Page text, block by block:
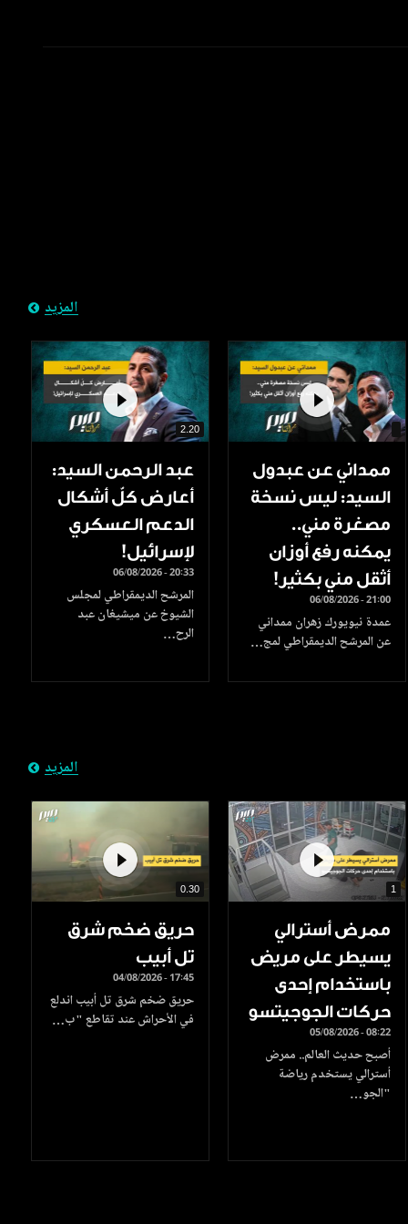
المزيد
ممداني عن عبدول
السيد: ليس نسخة
مصغرة مني..
يمكنه رفع أوزان
أثقل مني بكثير!
06/08/2026 - 21:00
عمدة نيويورك زهران ممداني
عن المرشح الديمقراطي لمج…
2.20
عبد الرحمن السيد:
أعارض كلّ أشكال
الدعم العسكري
لإسرائيل!
06/08/2026 - 20:33
المرشح الديمقراطي لمجلس
الشيوخ عن ميشيغان عبد
الرح…
المزيد
1
ممرض أسترالي
يسيطر على مريض
باستخدام إحدى
حركات الجوجيتسو
05/08/2026 - 08:22
أصبح حديث العالم.. ممرض
أسترالي يستخدم رياضة
"الجو…
0.30
حريق ضخم شرق
تل أبيب
04/08/2026 - 17:45
حريق ضخم شرق تل أبيب اندلع
في الأحراش عند تقاطع "ب…